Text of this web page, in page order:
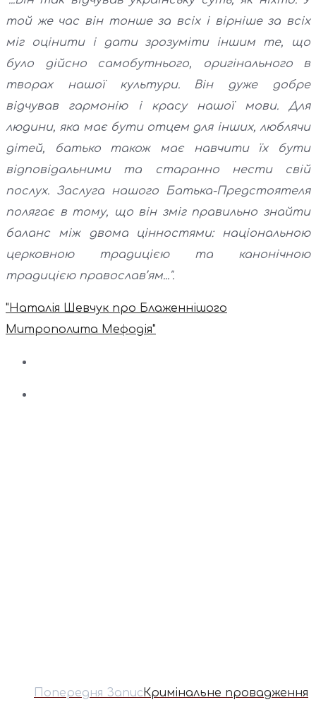
той же час він тонше за всіх і вірніше за всіх
міг оцінити і дати зрозуміти іншим те, що
було дійсно самобутнього, оригінального в
творах нашої культури. Він дуже добре
відчував гармонію і красу нашої мови. Для
людини, яка має бути отцем для інших, люблячи
дітей, батько також має навчити їх бути
відповідальними та старанно нести свій
послух. Заслуга нашого Батька-Предстоятеля
полягає в тому, що він зміг правильно знайти
баланс між двома цінностями: національною
церковною традицією та канонічною
традицією православ’ям...".
"Наталія Шевчук про Блаженнішого
Митрополита Мефодія"
Попередня ЗаписКримінальне провадження